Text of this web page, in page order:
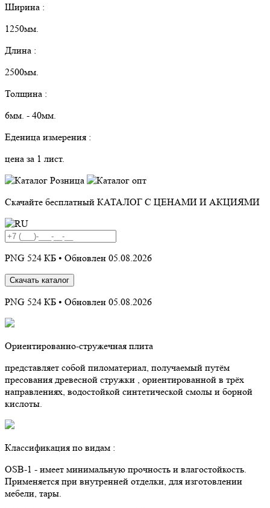
Ширина :
1250мм.
Длина :
2500мм.
Толщина :
6мм. - 40мм.
Еденица измерения :
цена за 1 лист.
Скачайте бесплатный КАТАЛОГ С ЦЕНАМИ И АКЦИЯМИ
PNG 524 КБ • Обновлен 05.08.2026
Скачать каталог
PNG 524 КБ • Обновлен 05.08.2026
Ориентированно-стружечная плита
представляет собой пиломатериал, получаемый путём
пресования древесной стружки , ориентированной в трёх
направлениях, водостойкой синтетической смолы и борной
кислоты.
Классификация по видам :
OSB-1 - имеет минимальную прочность и влагостойкость.
Применяется при внутренней отделки, для изготовлении
мебели, тары.